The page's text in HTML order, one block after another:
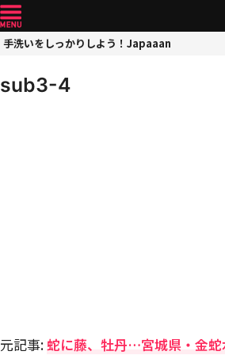
手洗いをしっかりしよう！Japaaan
sub3-4
元記事:蛇に藤、牡丹…宮城県・金